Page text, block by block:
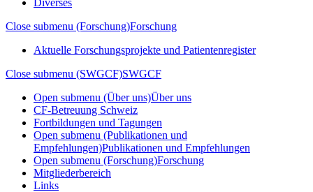
Diverses
Close submenu (Forschung)Forschung
Aktuelle Forschungsprojekte und Patientenregister
Close submenu (SWGCF)SWGCF
Open submenu (Über uns)Über uns
CF-Betreuung Schweiz
Fortbildungen und Tagungen
Open submenu (Publikationen und
Empfehlungen)Publikationen und Empfehlungen
Open submenu (Forschung)Forschung
Mitgliederbereich
Links